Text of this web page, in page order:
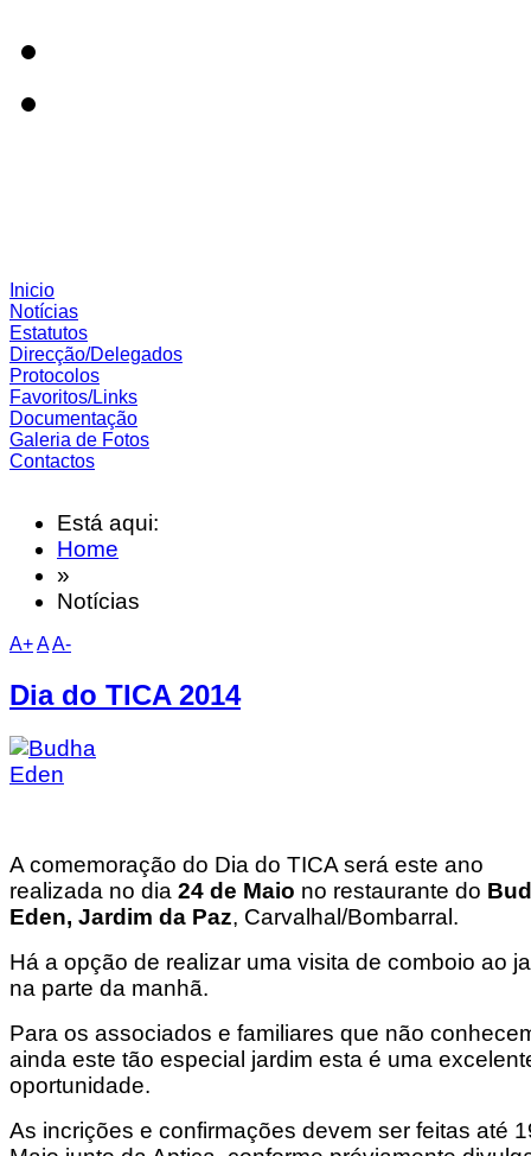
Inicio
Notícias
Estatutos
Direcção/Delegados
Protocolos
Favoritos/Links
Documentação
Galeria de Fotos
Contactos
Está aqui:
Home
»
Notícias
A+AA-
Dia do TICA 2014
A comemoração do Dia do TICA será este ano
realizada no dia 24 de Maio no restaurante do
Eden, Jardim da Paz, Carvalhal/Bombarral.
Há a opção de realizar uma visita de comboio ao
na parte da manhã.
Para os associados e familiares que não
ainda este tão especial jardim esta é uma
oportunidade.
As incrições e confirmações devem ser feitas até